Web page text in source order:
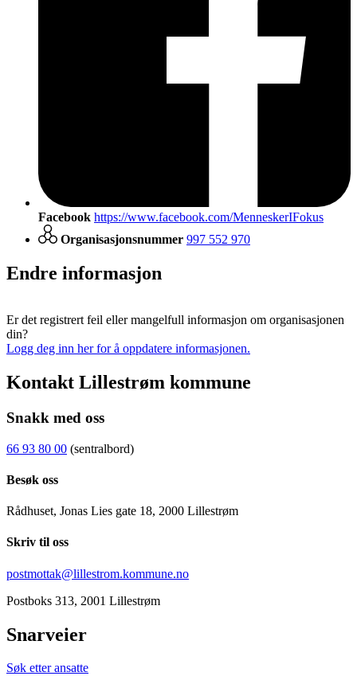
Facebook https://www.facebook.com/MenneskerIFokus
Organisasjonsnummer 997 552 970
Endre informasjon
Er det registrert feil eller mangelfull informasjon om organisasjonen
din?
Logg deg inn her for å oppdatere informasjonen.
Kontakt Lillestrøm kommune
Snakk med oss
66 93 80 00 (sentralbord)
Besøk oss
Rådhuset, Jonas Lies gate 18, 2000 Lillestrøm
Skriv til oss
postmottak@lillestrom.kommune.no
Postboks 313, 2001 Lillestrøm
Snarveier
Søk etter ansatte